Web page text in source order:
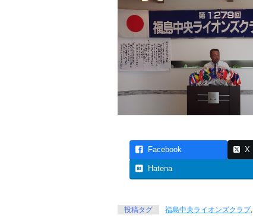
Facebook X
Hatena
投稿タグ 福島中央ライオンズクラブ,